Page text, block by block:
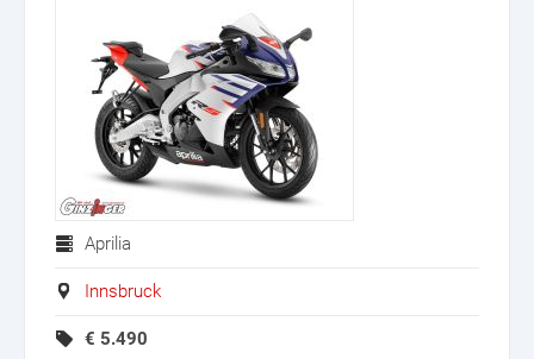
Aprilia
Innsbruck
€ 5.490